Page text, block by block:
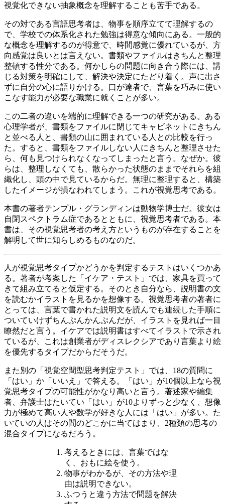
視覚化できない抽象概念を理解することも苦手である。
その対である言語思考者は、物事を順序立てて理解するの
で、学校での体系化された勉強は得意な傾向にある。一般的
な概念を理解するのが得意で、時間感覚に優れているが、方
向感覚は良いとは言えない。書類やファイルはきちんと整理
整頓する性分である。何かしらの問題に向き合う際には、講
じる対策を明確にして、解決や決定にたどり着く。声に出さ
ずに自分の心に語りかける。口が達者で、言葉を巧みに使い
こなす能力が必要な職業に就くことが多い。
この二者の違いを端的に理解できる一つの研究がある。ある
心理学者が、書類をファイルに閉じてキャビネットにきちん
と並べる人と、書類の山に囲まれている人との比較を行っ
た。すると、書類をファイルしない人にきちんと整理させた
ら、何も見つけられなくなってしまったと言う。なぜか。彼
らは、整理しなくても、散らかった状態のままでそれらを組
織化し、頭の中で見ているからだ。無理に整理すると、構築
したイメージが損なわれてしまう。これが視覚思考である。
本書の著者テンプル・グランディンは動物学博士だ。彼女は
自閉スペクトラム症であるとともに、視覚思考者である。本
書は、その視覚思考者の考え方というものが存在することを
解明して世に知らしめるものなのだ。
人が視覚思考タイプかどうかを判定するテストはいくつかあ
る。著者が考案した「イケア・テスト」では、家具を買って
きて組み立てると仮定する。そのとき自分なら、説明書の文
を読むかイラストを見るかを想像する。視覚思考者の著者に
とっては、言葉で書かれた説明文を読んでも連続した手順に
ついていけずちんぷんかんぷんだが、イラストを見れば一目
瞭然だと言う。イケアでは説明書はすべてイラストで示され
ているが、これは創業者がディスレクシアであり言葉より絵
を優先するタイプだからだそうだ。
また別の「視覚空間型思考判定テスト」では、18の質問に
「はい」か「いいえ」で答える。「はい」が10個以上なら視
覚思考タイプの可能性がかなり高いと言う。著述家や編集
者、弁護士はたいてい「はい」が10よりずっと少なく、想像
力が極めて高い人や数学が好きな人には「はい」が多い。た
いていの人はその間のどこかに当てはまり、2種類の思考の
混合タイプになるだろう。
考えるときには、言葉ではな
く、おもに絵を使う。
物事がわかるが、その方法や理
由は説明できない。
ふつうと違う方法で問題を解決